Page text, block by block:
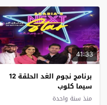
41:33
برنامج نجوم الغد الحلقة 12
سيما كلوب
منذ سنة واحدة